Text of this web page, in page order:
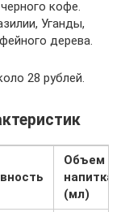
кофе.
Уганды,
дерева.
28 рублей.
Объем
напитка
(мл)